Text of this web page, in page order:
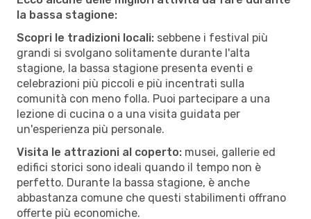
la bassa stagione:
Scopri le tradizioni locali: sebbene i festival più
grandi si svolgano solitamente durante l'alta
stagione, la bassa stagione presenta eventi e
celebrazioni più piccoli e più incentrati sulla
comunità con meno folla. Puoi partecipare a una
lezione di cucina o a una visita guidata per
un'esperienza più personale.
Visita le attrazioni al coperto: musei, gallerie ed
edifici storici sono ideali quando il tempo non è
perfetto. Durante la bassa stagione, è anche
abbastanza comune che questi stabilimenti offrano
offerte più economiche.